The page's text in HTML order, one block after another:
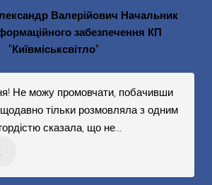
Валерійович Начальник
забезпечення КП
"Київміськсвітло"
Не можу промовчати, побачивши
тільки розмовляла з одним
сказала, що не